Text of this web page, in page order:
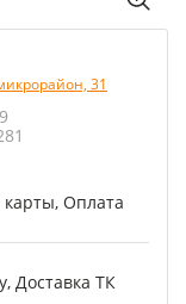
31
Оплата
Доставка ТК